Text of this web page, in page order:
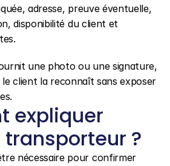
adresse, preuve éventuelle,
disponibilité du client et
une photo ou une signature,
client la reconnaît sans exposer
expliquer
transporteur ?
nécessaire pour confirmer